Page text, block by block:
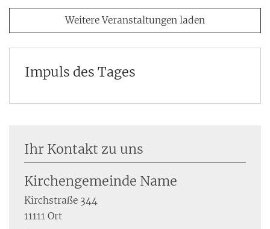
Weitere Veranstaltungen laden
Impuls des Tages
Ihr Kontakt zu uns
Kirchengemeinde Name
Kirchstraße 344
11111 Ort